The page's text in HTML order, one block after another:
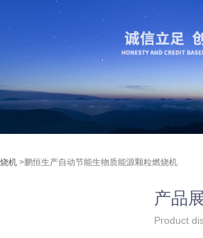
机 >鹏恒生产自动节能生物质能源颗粒燃烧机
产品
Product